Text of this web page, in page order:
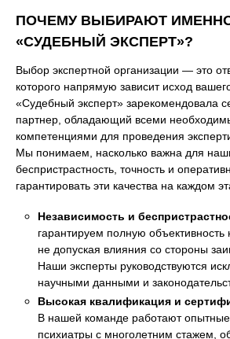
ПОЧЕМУ ВЫБИРАЮТ
«СУДЕБНЫЙ ЭКСПЕРТ»?
Выбор экспертной организации — это
которого напрямую зависит исход
«Судебный эксперт» зарекомендовала
партнер, обладающий всеми
компетенциями для проведения
Мы понимаем, насколько важна для
беспристрастность, точность и
гарантировать эти качества на каждом
Независимость и
гарантируем полную объективность
не допуская влияния со стороны
Наши эксперты руководствуются
научными данными и
Высокая квалификация и
В нашей команде работают
психиатры с многолетним стажем,